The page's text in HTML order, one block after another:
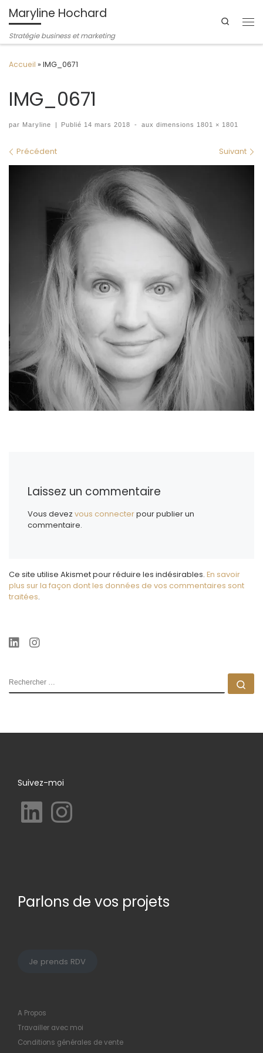
Passer au contenu
Maryline Hochard
Stratégie business et marketing
Search
Accueil » IMG_0671
IMG_0671
par Maryline Publié 14 mars 2018 - aux dimensions 1801 × 1801
Navigation des images
Précédent Suivant
Laissez un commentaire
Vous devezvous connecterpour publier un
commentaire.
Ce site utilise Akismet pour réduire les indésirables. En savoir
plus sur la façon dont les données de vos commentaires sont
traitées.
RECHERCHER
Suivez-moi
LinkedIn Instagram
Parlons de vos projets
Je prends RDV
A Propos
Travailler avec moi
Conditions générales de vente